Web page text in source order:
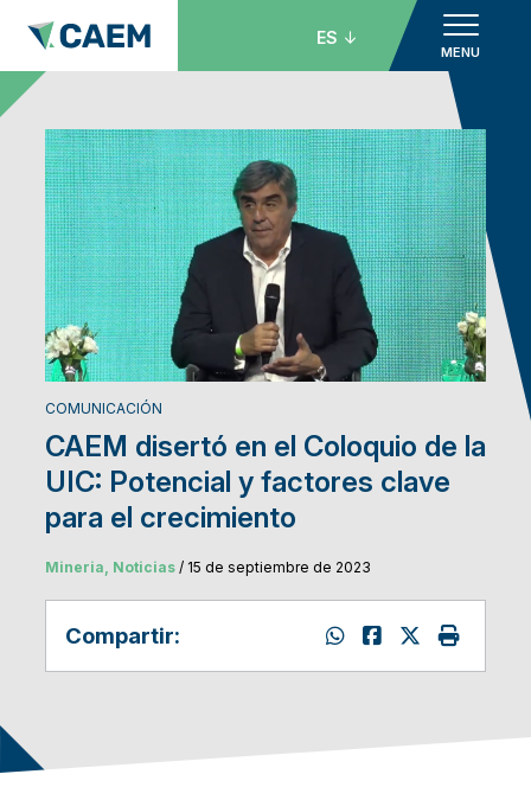
MENU
ES
COMUNICACIÓN
CAEM disertó en el Coloquio de la
UIC: Potencial y factores clave
para el crecimiento
Mineria, Noticias/ 15 de septiembre de 2023
Compartir: